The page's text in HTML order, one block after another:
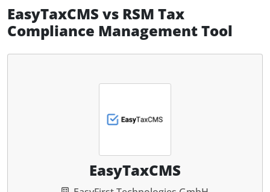
EasyTaxCMS vs RSM Tax
Compliance Management Tool
EasyTaxCMS